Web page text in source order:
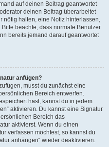
auf deinen Beitrag geantwortet
deinen Beitrag überarbeitet
nötig halten, eine Notiz hinterlassen,
beachte, dass normale Benutzer
bereits jemand darauf geantwortet
anfügen?
musst du zunächst eine
Bereich entwerfen.
hast, kannst du in jedem
aktivieren. Du kannst eine Signatur
Bereich das
aktivierst. Wenn du einen
verfassen möchtest, so kannst du
anhängen“ wieder deaktivieren.